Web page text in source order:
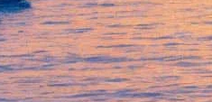
Кристиан
расскажут об
кризисе